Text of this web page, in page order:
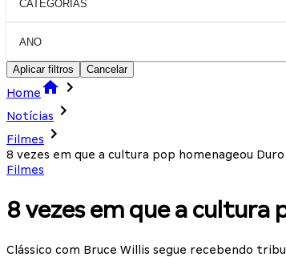
CATEGORIAS
ANO
Aplicar filtros Cancelar
Home
Notícias
Filmes
8 vezes em que a cultura pop homenageou
Filmes
8 vezes em que a cultura
Clássico com Bruce Willis segue recebendo